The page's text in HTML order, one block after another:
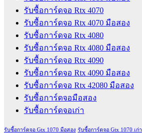
รับซื้อการ์ดจอ Rtx 4070
รับซื้อการ์ดจอ Rtx 4070 มือสอง
รับซื้อการ์ดจอ Rtx 4080
รับซื้อการ์ดจอ Rtx 4080 มือสอง
รับซื้อการ์ดจอ Rtx 4090
รับซื้อการ์ดจอ Rtx 4090 มือสอง
รับซื้อการ์ดจอ Rtx 42080 มือสอง
รับซื้อการ์ดจอมือสอง
รับซื้อการ์ดจอเก่า
รับซื้อการ์ดจอ Gtx 1070 มือสอง รับซื้อการ์ดจอ Gtx 1070 เก่า